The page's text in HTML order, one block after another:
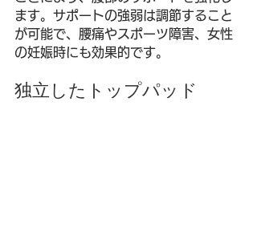
ます。サポートの強弱は調節すること
が可能で、腰痛やスポーツ障害、女性
の妊娠時にも効果的です。
独立したトップパッド